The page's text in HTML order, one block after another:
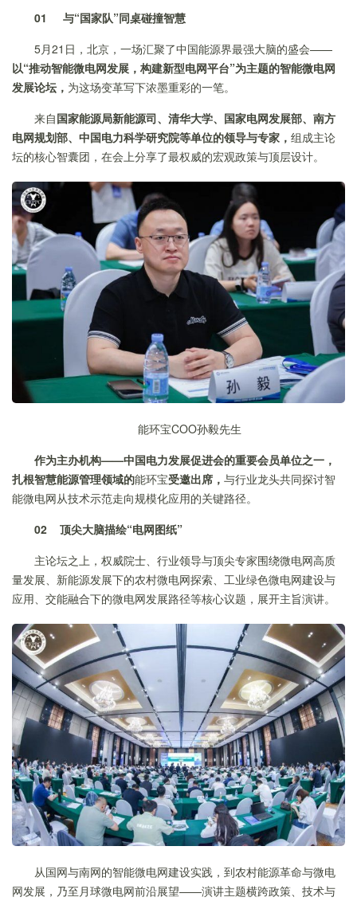
01 与“国家队”同桌碰撞智慧
5月21日，北京，一场汇聚了中国能源界最强大脑的盛会——
以“推动智能微电网发展，构建新型电网平台”为主题的智能微电网
发展论坛， 为这场变革写下浓墨重彩的一笔。
来自国家能源局新能源司、清华大学、国家电网发展部、南方
电网规划部、中国电力科学研究院等单位的领导与专家， 组成主论
坛的核心智囊团，在会上分享了最权威的宏观政策与顶层设计。
能环宝COO孙毅先生
作为主办机构——中国电力发展促进会的重要会员单位之一，
扎根智慧能源管理领域的能环宝受邀出席， 与行业龙头共同探讨智
能微电网从技术示范走向规模化应用的关键路径。
02 顶尖大脑描绘“电网图纸”
主论坛之上，权威院士、行业领导与顶尖专家围绕微电网高质
量发展、新能源发展下的农村微电网探索、工业绿色微电网建设与
应用、交能融合下的微电网发展路径等核心议题，展开主旨演讲。
从国网与南网的智能微电网建设实践，到农村能源革命与微电
网发展，乃至月球微电网前沿展望——演讲主题横跨政策、技术与